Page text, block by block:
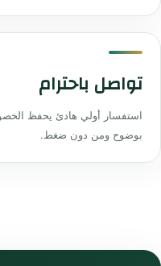
تواصل باحترام
استفسار أولي هادئ يحفظ
بوضوح ومن دون ضغط.